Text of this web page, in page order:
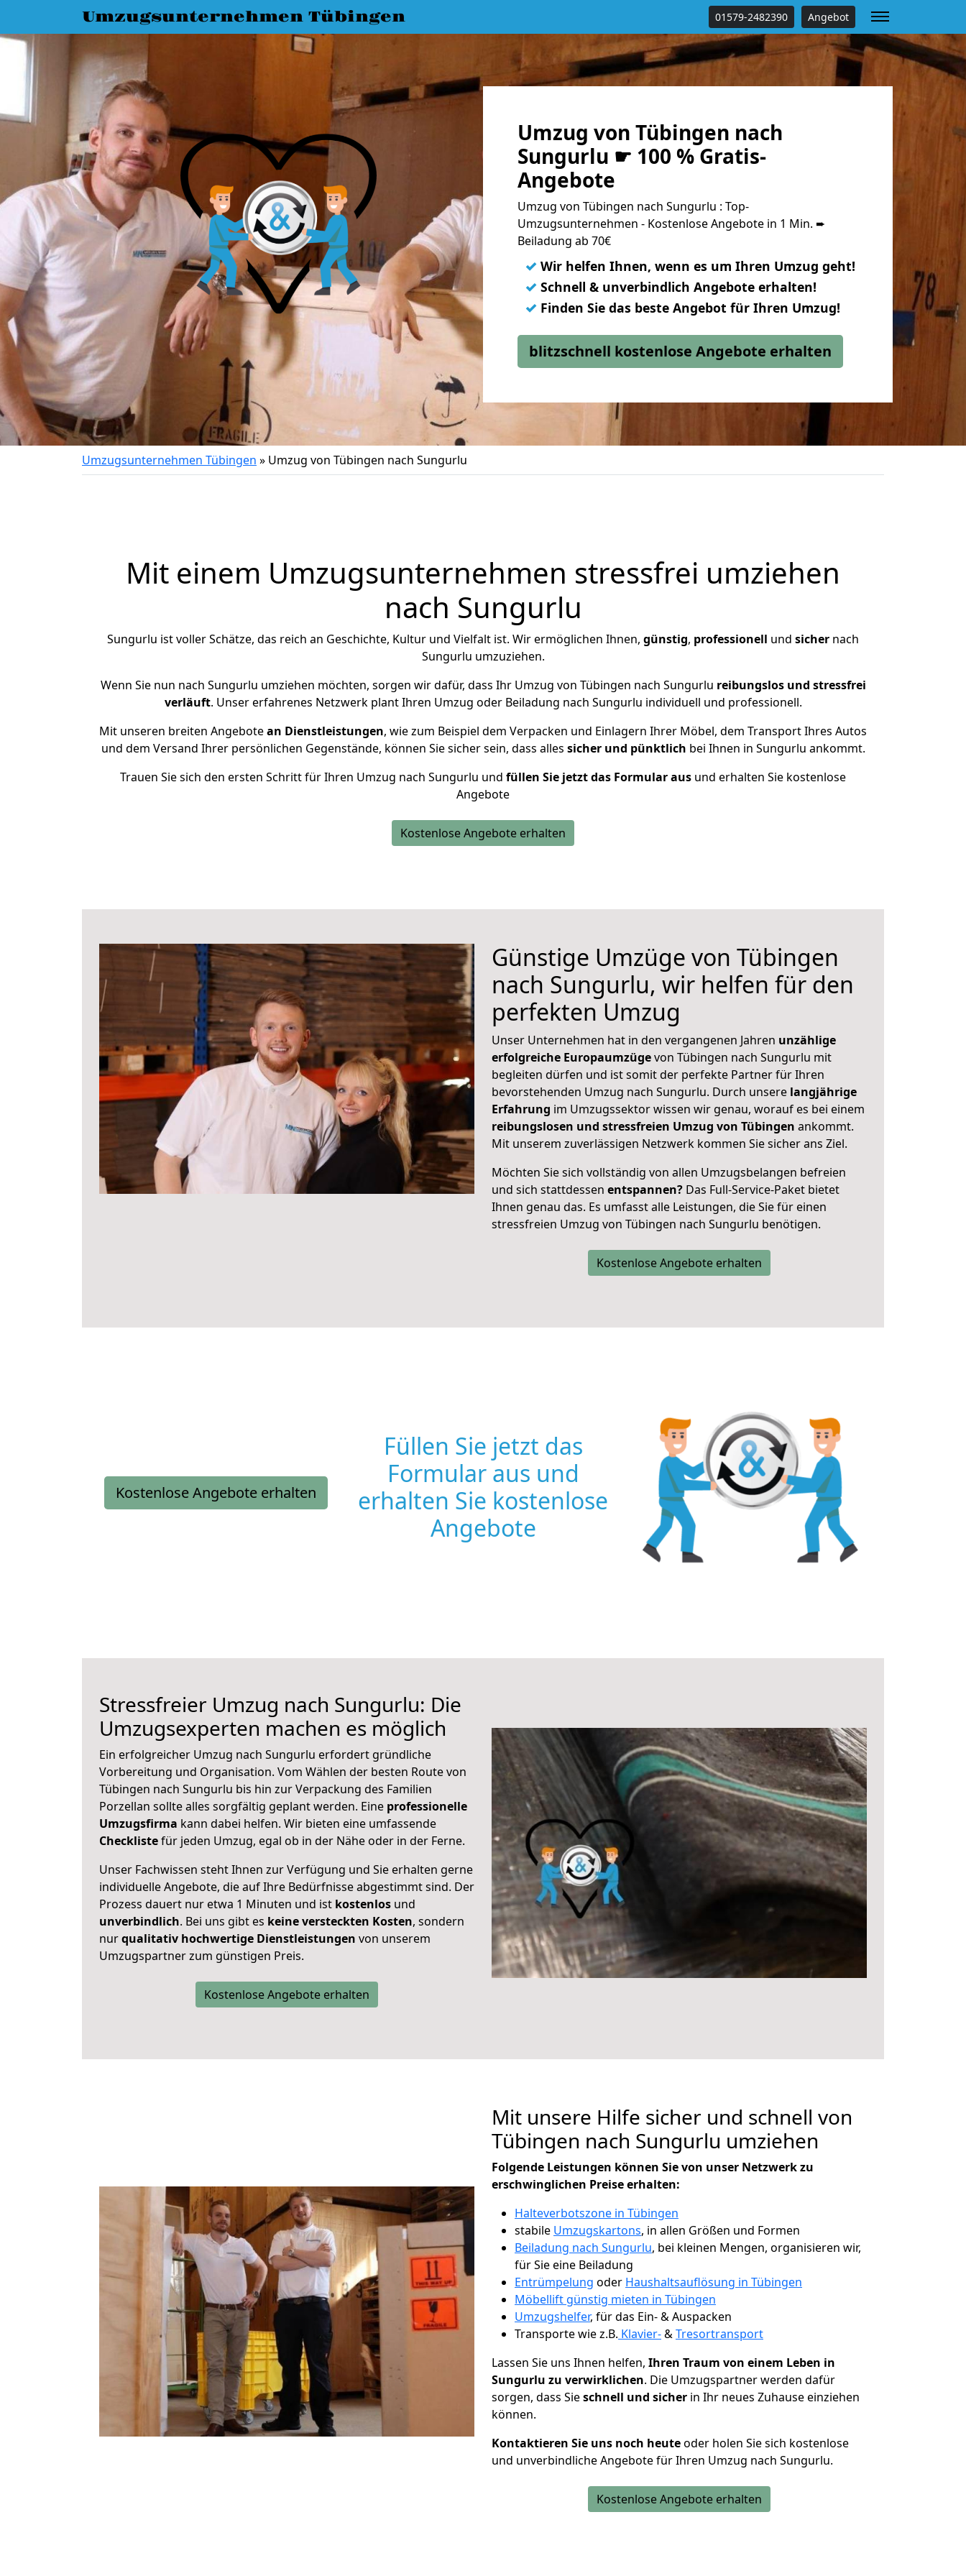
Umzugsunternehmen Tübingen 01579-2482390 Angebot
Umzug von Tübingen nach
Sungurlu ☛ 100 % Gratis-
Angebote
Umzug von Tübingen nach Sungurlu : Top-
Umzugsunternehmen - Kostenlose Angebote in 1 Min. ➨
Beiladung ab 70€
✓ Wir helfen Ihnen, wenn es um Ihren Umzug geht!
✓ Schnell & unverbindlich Angebote erhalten!
✓ Finden Sie das beste Angebot für Ihren Umzug!
blitzschnell kostenlose Angebote erhalten
Umzugsunternehmen Tübingen » Umzug von Tübingen nach Sungurlu
Mit einem Umzugsunternehmen stressfrei umziehen
nach Sungurlu
Sungurlu ist voller Schätze, das reich an Geschichte, Kultur und Vielfalt ist. Wir ermöglichen Ihnen, günstig, professionell und sicher nach
Sungurlu umzuziehen.
Wenn Sie nun nach Sungurlu umziehen möchten, sorgen wir dafür, dass Ihr Umzug von Tübingen nach Sungurlu reibungslos und stressfrei
verläuft. Unser erfahrenes Netzwerk plant Ihren Umzug oder Beiladung nach Sungurlu individuell und professionell.
Mit unseren breiten Angebotean Dienstleistungen, wie zum Beispiel dem Verpacken und Einlagern Ihrer Möbel, dem Transport Ihres Autos
und dem Versand Ihrer persönlichen Gegenstände, können Sie sicher sein, dass alles sicher und pünktlich bei Ihnen in Sungurlu ankommt.
Trauen Sie sich den ersten Schritt für Ihren Umzug nach Sungurlu und füllen Sie jetzt das Formular aus und erhalten Sie kostenlose
Angebote
Kostenlose Angebote erhalten
Günstige Umzüge von Tübingen
nach Sungurlu, wir helfen für den
perfekten Umzug
Unser Unternehmen hat in den vergangenen Jahren unzählige
erfolgreiche Europaumzügevon Tübingen nach Sungurlu mit
begleiten dürfen und ist somit der perfekte Partner für Ihren
bevorstehenden Umzug nach Sungurlu. Durch unsere langjährige
Erfahrung im Umzugssektor wissen wir genau, worauf es bei einem
reibungslosen und stressfreien Umzug von Tübingen ankommt.
Mit unserem zuverlässigen Netzwerk kommen Sie sicher ans Ziel.
Möchten Sie sich vollständig von allen Umzugsbelangen befreien
und sich stattdessen entspannen? Das Full-Service-Paket bietet
Ihnen genau das. Es umfasst alle Leistungen, die Sie für einen
stressfreien Umzug von Tübingen nach Sungurlu benötigen.
Kostenlose Angebote erhalten
Kostenlose Angebote erhalten
Füllen Sie jetzt das
Formular aus und
erhalten Sie kostenlose
Angebote
Stressfreier Umzug nach Sungurlu: Die
Umzugsexperten machen es möglich
Ein erfolgreicher Umzug nach Sungurlu erfordert gründliche
Vorbereitung und Organisation. Vom Wählen der besten Route von
Tübingen nach Sungurlu bis hin zur Verpackung des Familien
Porzellan sollte alles sorgfältig geplant werden. Eine professionelle
Umzugsfirma kann dabei helfen. Wir bieten eine umfassende
Checklistefür jeden Umzug, egal ob in der Nähe oder in der Ferne.
Unser Fachwissen steht Ihnen zur Verfügung und Sie erhalten gerne
individuelle Angebote, die auf Ihre Bedürfnisse abgestimmt sind. Der
Prozess dauert nur etwa 1 Minuten und ist kostenlos und
unverbindlich. Bei uns gibt es keine versteckten Kosten, sondern
nurqualitativ hochwertige Dienstleistungen von unserem
Umzugspartner zum günstigen Preis.
Kostenlose Angebote erhalten
Mit unsere Hilfe sicher und schnell von
Tübingen nach Sungurlu umziehen
Folgende Leistungen können Sie von unser Netzwerk zu
erschwinglichen Preise erhalten:
Halteverbotszone in Tübingen
stabile Umzugskartons, in allen Größen und Formen
Beiladung nach Sungurlu, bei kleinen Mengen, organisieren wir,
für Sie eine Beiladung
Entrümpelung oder Haushaltsauflösung in Tübingen
Möbellift günstig mieten in Tübingen
Umzugshelfer, für das Ein- & Auspacken
Transporte wie z.B. Klavier-&Tresortransport
Lassen Sie uns Ihnen helfen, Ihren Traum von einem Leben in
Sungurlu zu verwirklichen. Die Umzugspartner werden dafür
sorgen, dass Sieschnell und sicher in Ihr neues Zuhause einziehen
können.
Kontaktieren Sie uns noch heuteoder holen Sie sich kostenlose
und unverbindliche Angebote für Ihren Umzug nach Sungurlu.
Kostenlose Angebote erhalten